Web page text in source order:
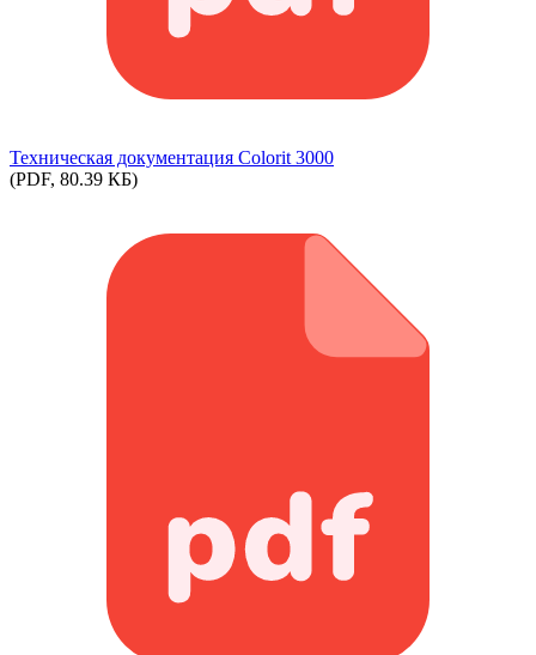
Техническая документация Colorit 3000
(PDF, 80.39 КБ)